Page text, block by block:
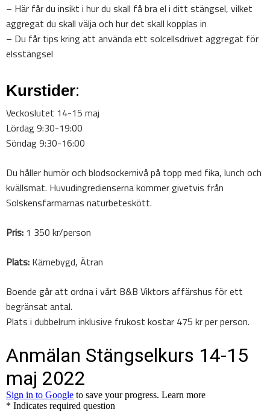
– Här får du insikt i hur du skall få bra el i ditt stängsel, vilket
aggregat du skall välja och hur det skall kopplas in
– Du får tips kring att använda ett solcellsdrivet aggregat för
elsstängsel
Kurstider:
Veckoslutet 14-15 maj
Lördag 9:30-19:00
Söndag 9:30-16:00
Du håller humör och blodsockernivå på topp med fika, lunch och
kvällsmat. Huvudingredienserna kommer givetvis från
Solskensfarmarnas naturbeteskött.
Pris: 1 350 kr/person
Plats: Kärnebygd, Ätran
Boende går att ordna i vårt B&B Viktors affärshus för ett
begränsat antal.
Plats i dubbelrum inklusive frukost kostar 475 kr per person.